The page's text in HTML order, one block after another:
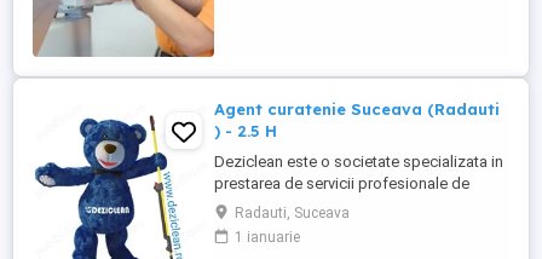
Agent curatenie Suceava (Radauti
) - 2.5 H
Deziclean este o societate specializata in
prestarea de servicii profesionale de
curatenie. Compania noastra asigura
servicii de curatenie in aproape toate
orasele mari din România. Angajam agenti
Radauti, Suceava
1 ianuarie